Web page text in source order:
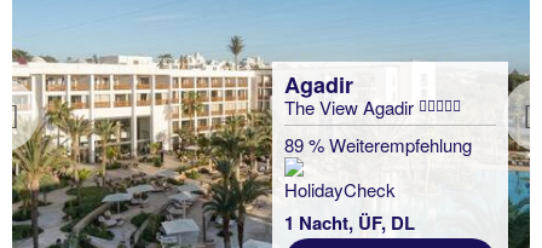
Previous
Agadir
The View Agadir
89 % Weiterempfehlung
1 Nacht, ÜF, DL